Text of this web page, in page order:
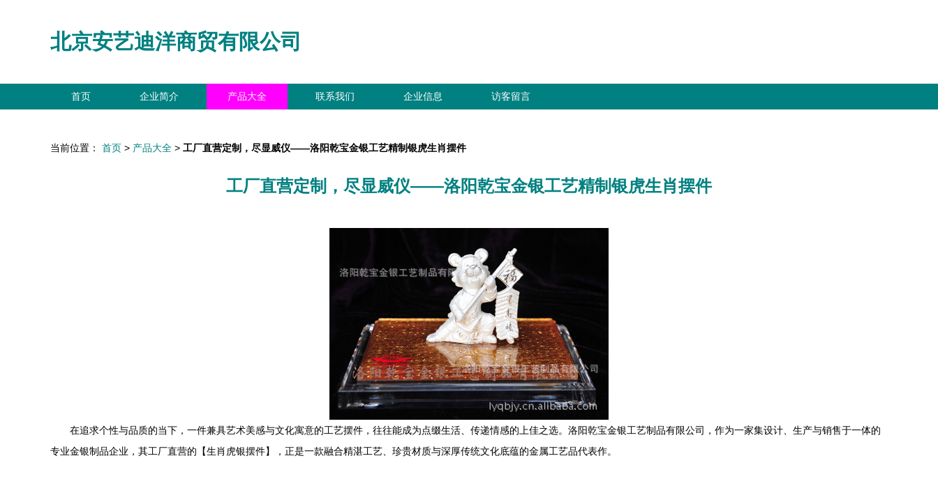
北京安艺迪洋商贸有限公司
首页 企业简介 产品大全 联系我们 企业信息 访客留言
当前位置： 首页 > 产品大全 > 工厂直营定制，尽显威仪——洛阳乾宝金银工艺精制银虎生肖摆件
工厂直营定制，尽显威仪——洛阳乾宝金银工艺精制银虎生肖摆件
在追求个性与品质的当下，一件兼具艺术美感与文化寓意的工艺摆件，往往能成为点缀生活、传递情感的上佳之选。洛阳乾宝金银工艺制品有限公司，作为一家集设计、生产与销售于一体的
专业金银制品企业，其工厂直营的【生肖虎银摆件】，正是一款融合精湛工艺、珍贵材质与深厚传统文化底蕴的金属工艺品代表作。